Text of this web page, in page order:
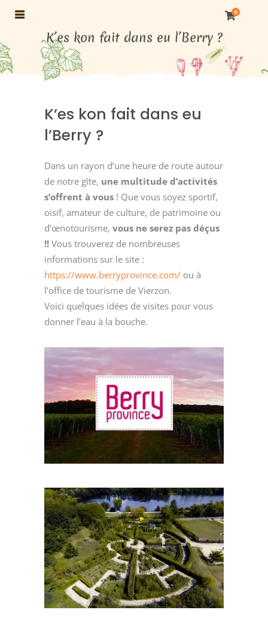
0
K’es kon fait dans eu l’Berry ?
K’es kon fait dans eu
l’Berry ?
Dans un rayon d’une heure de route autour
de notre gîte, une multitude d’activités
s’offrent à vous ! Que vous soyez sportif,
oisif, amateur de culture, de patrimoine ou
d’œnotourisme, vous ne serez pas déçus
!! Vous trouverez de nombreuses
informations sur le site :
https://www.berryprovince.com/ ou à
l’office de tourisme de Vierzon.
Voici quelques idées de visites pour vous
donner l’eau à la bouche.